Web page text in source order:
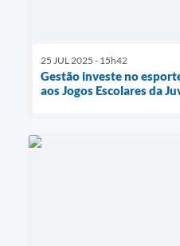
25 JUL 2025 - 15h42
Gestão investe no
aos Jogos Escolares da